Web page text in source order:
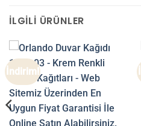
İLGILI ÜRÜNLER
İndirim!